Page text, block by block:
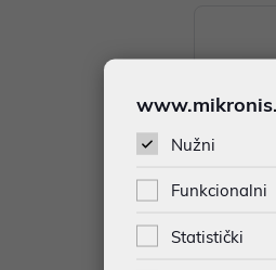
Nužni
Funkcionalni
Statistički